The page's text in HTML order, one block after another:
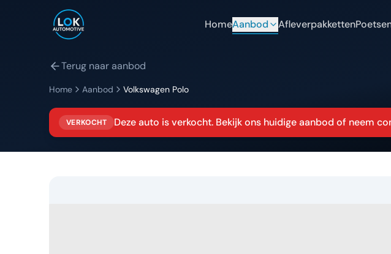
HomeAanbod Afleverpakketten
Terug naar aanbod
Home Aanbod Volkswagen Polo
VERKOCHT Deze auto is verkocht. Bekijk ons huidige aanbod of neem